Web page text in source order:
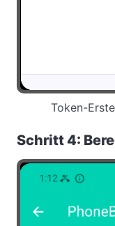
Token-
Schritt 4: